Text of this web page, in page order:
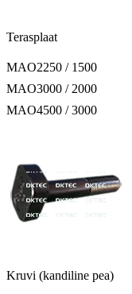
Terasplaat
MAO2250 / 1500
MAO3000 / 2000
MAO4500 / 3000
Kruvi (kandiline pea)